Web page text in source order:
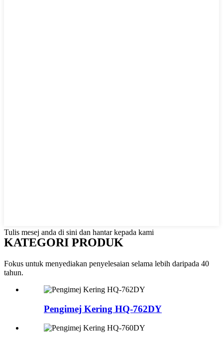
Tulis mesej anda di sini dan hantar kepada kami
KATEGORI PRODUK
Fokus untuk menyediakan penyelesaian selama lebih daripada 40
tahun.
Pengimej Kering HQ-762DY